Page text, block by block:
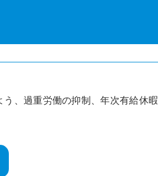
、過重労働の抑制、年次有給休暇